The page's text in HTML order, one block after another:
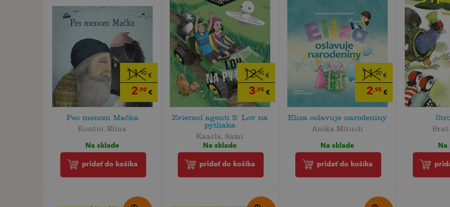
11,90 €
2,90 €
Pes menom Mačka
Kontio, Elina
Na sklade
pridať do košíka
12,90 €
3,95 €
Zvierací agenti 3: Lov na
pytliaka
Kaarla, Sami
Na sklade
pridať do košíka
11,00 €
2,95 €
Eliza oslavuje narodeniny
Anika Mituch
Na sklade
pridať do košíka
Brat
Na